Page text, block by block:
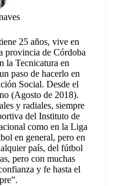
25 años, vive en
provincia de Córdoba
la Tecnicatura en
paso de hacerlo en
Social. Desde el
(Agosto de 2018).
y radiales, siempre
del Instituto de
como en la Liga
en general, pero en
país, del fútbol
pero con muchas
y fe hasta el